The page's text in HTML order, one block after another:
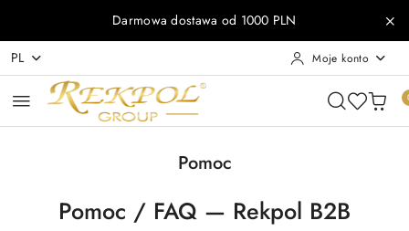
Przejdź do treści głównej
Przejdź do wyszukiwarki
Przejdź do moje konto
Przejdź do menu głównego
Przejdź do stopkiDarmowa dostawa od 1000 PLN
PL Moje konto
Pomoc
Pomoc / FAQ — Rekpol B2B